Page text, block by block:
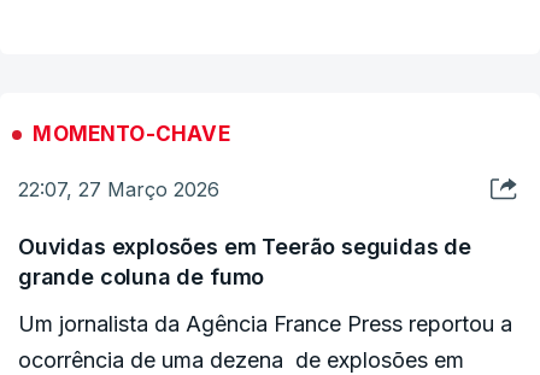
MOMENTO-CHAVE
22:07, 27 Março 2026
Ouvidas explosões em Teerão seguidas de
grande coluna de fumo
Um jornalista da Agência France Press reportou a
ocorrência de uma dezena de explosões em